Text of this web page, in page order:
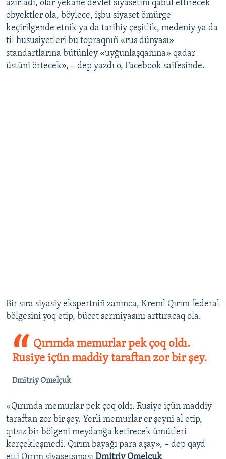
azırladı, olar yekâne devlet siyasetini qabul ettirecek
obyektler ola, böylece, işbu siyaset ömürge
keçirilgende etnik ya da tarihiy çeşitlik, medeniy ya da
til hususiyetleri bu topraqnıñ «rus dünyası»
standartlarına bütünley «uyğunlaşqanına» qadar
üstüni örtecek», – dep yazdı o, Facebook saifesinde.
Bir sıra siyasiy ekspertniñ zanınca, Kreml Qırım federal
bölgesini yoq etip, bücet sermiyasını arttıracaq ola.
Qırımda memurlar pek çoq oldı.
Rusiye içün maddiy taraftan zor bir şey.
Dmitriy Omelçuk
«Qırımda memurlar pek çoq oldı. Rusiye içün maddiy
taraftan zor bir şey. Yerli memurlar er şeyni al etip,
qıtsız bir bölgeni meydanğa ketirecek ümütleri
kerçekleşmedi. Qırım bayağı para aşay», – dep qayd